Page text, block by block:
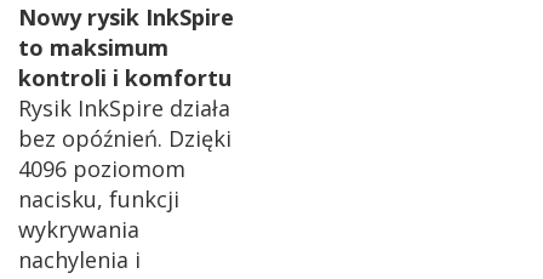
Nowy rysik InkSpire
to maksimum
kontroli i komfortu
Rysik InkSpire działa
bez opóźnień. Dzięki
4096 poziomom
nacisku, funkcji
wykrywania
nachylenia i